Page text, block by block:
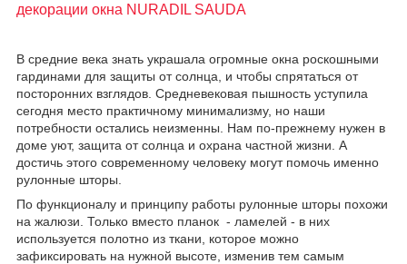
декорации окна NURADIL SAUDA
В средние века знать украшала огромные окна роскошными
гардинами для защиты от солнца, и чтобы спрятаться от
посторонних взглядов. Средневековая пышность уступила
сегодня место практичному минимализму, но наши
потребности остались неизменны. Нам по-прежнему нужен в
доме уют, защита от солнца и охрана частной жизни. А
достичь этого современному человеку могут помочь именно
рулонные шторы.
По функционалу и принципу работы рулонные шторы похожи
на жалюзи. Только вместо планок - ламелей - в них
используется полотно из ткани, которое можно
зафиксировать на нужной высоте, изменив тем самым